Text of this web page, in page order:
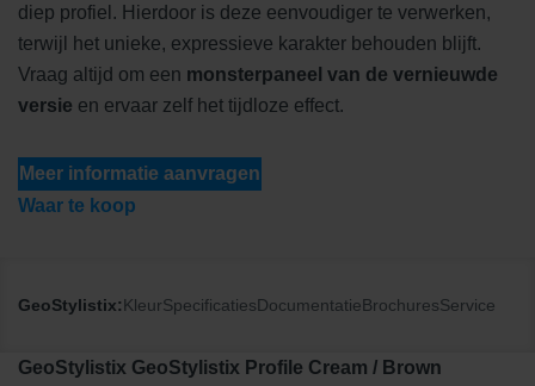
diep profiel. Hierdoor is deze eenvoudiger te verwerken,
terwijl het unieke, expressieve karakter behouden blijft.
Vraag altijd om een monsterpaneel van de vernieuwde
versie en ervaar zelf het tijdloze effect.
Meer informatie aanvragen
Waar te koop
GeoStylistix:KleurSpecificatiesDocumentatieBrochuresService
GeoStylistix GeoStylistix Profile Cream / Brown